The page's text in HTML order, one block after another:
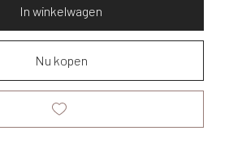
In winkelwagen
Nu kopen